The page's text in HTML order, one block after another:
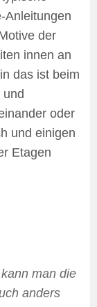
Anleitungen
der
innen an
das ist beim
oder
und einigen
Etagen
man die
anders